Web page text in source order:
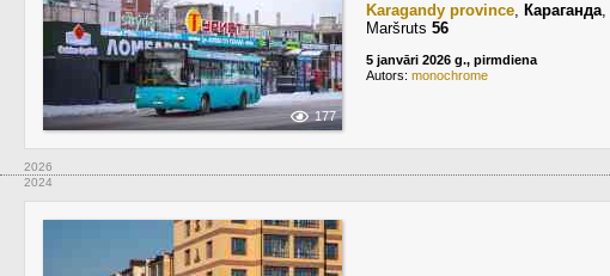
177
Karagandy province, Караганда,
Maršruts 56
5 janvāri 2026 g., pirmdiena
Autors: monochrome
2026
2024